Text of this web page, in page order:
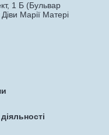
1 Б (Бульвар
Марії Матері